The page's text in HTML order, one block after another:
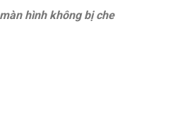
hình không bị che